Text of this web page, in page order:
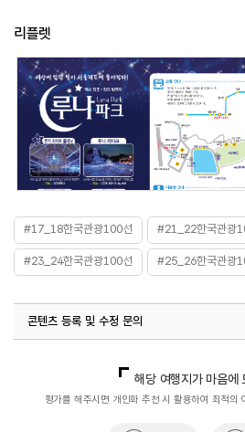
리플렛
#17_18한국관광100선 #21_22한국관광
#23_24한국관광100선 #25_26한국관광
#놀이시설 #데이트장소추천
#친구와함께 #커플데이트
콘텐츠 등록 및 수정 문의
국내여행진흥팀(한국관광100선)
033-738-
해당 여행지가 마음에
평가를 해주시면 개인화 추천 시 활용하여 최적의